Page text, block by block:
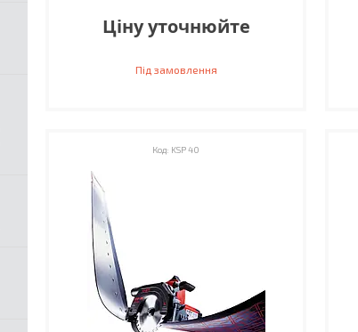
Ціну уточнюйте
Під замовлення
KSP 40